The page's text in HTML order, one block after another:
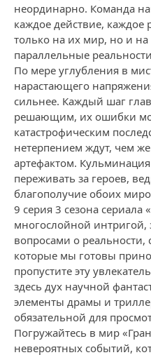
неординарно. Команда
каждое действие,
только на их мир, но и
параллельные
По мере углубления в
нарастающего
сильнее. Каждый шаг
решающим, их ошибки
катастрофическим
нетерпением ждут, чем
артефактом. Кульминация
переживать за героев,
благополучие обоих
9 серия 3 сезона сериала
многослойной
вопросами о реальности,
которые мы готовы
пропустите эту
здесь дух научной
элементы драмы и
обязательной для
Погружайтесь в мир
невероятных событий,